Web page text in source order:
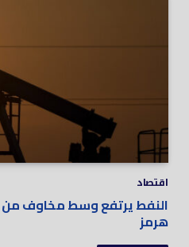
اقتصاد
النفط يرتفع وسط مخاوف
هرمز